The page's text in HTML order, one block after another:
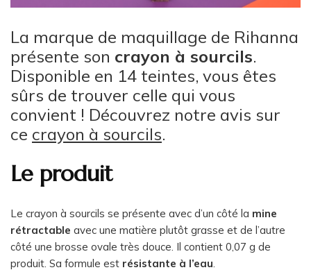
La marque de maquillage de Rihanna
présente son crayon à sourcils.
Disponible en 14 teintes, vous êtes
sûrs de trouver celle qui vous
convient ! Découvrez notre avis sur
ce crayon à sourcils.
Le produit
Le crayon à sourcils se présente avec d’un côté la mine
rétractable avec une matière plutôt grasse et de l’autre
côté une brosse ovale très douce. Il contient 0,07 g de
produit. Sa formule est résistante à l’eau